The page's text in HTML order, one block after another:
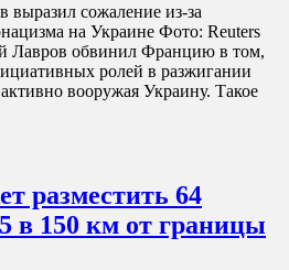
сожаление из-за
на Украине Фото: Reuters
Лавров обвинил Францию в том,
ролей в разжигании
вооружая Украину. Такое
разместить 64
в 150 км от границы